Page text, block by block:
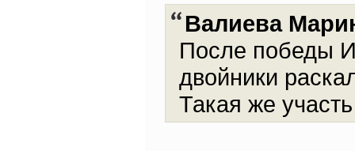
Валиева
После победы
двойники
Такая же